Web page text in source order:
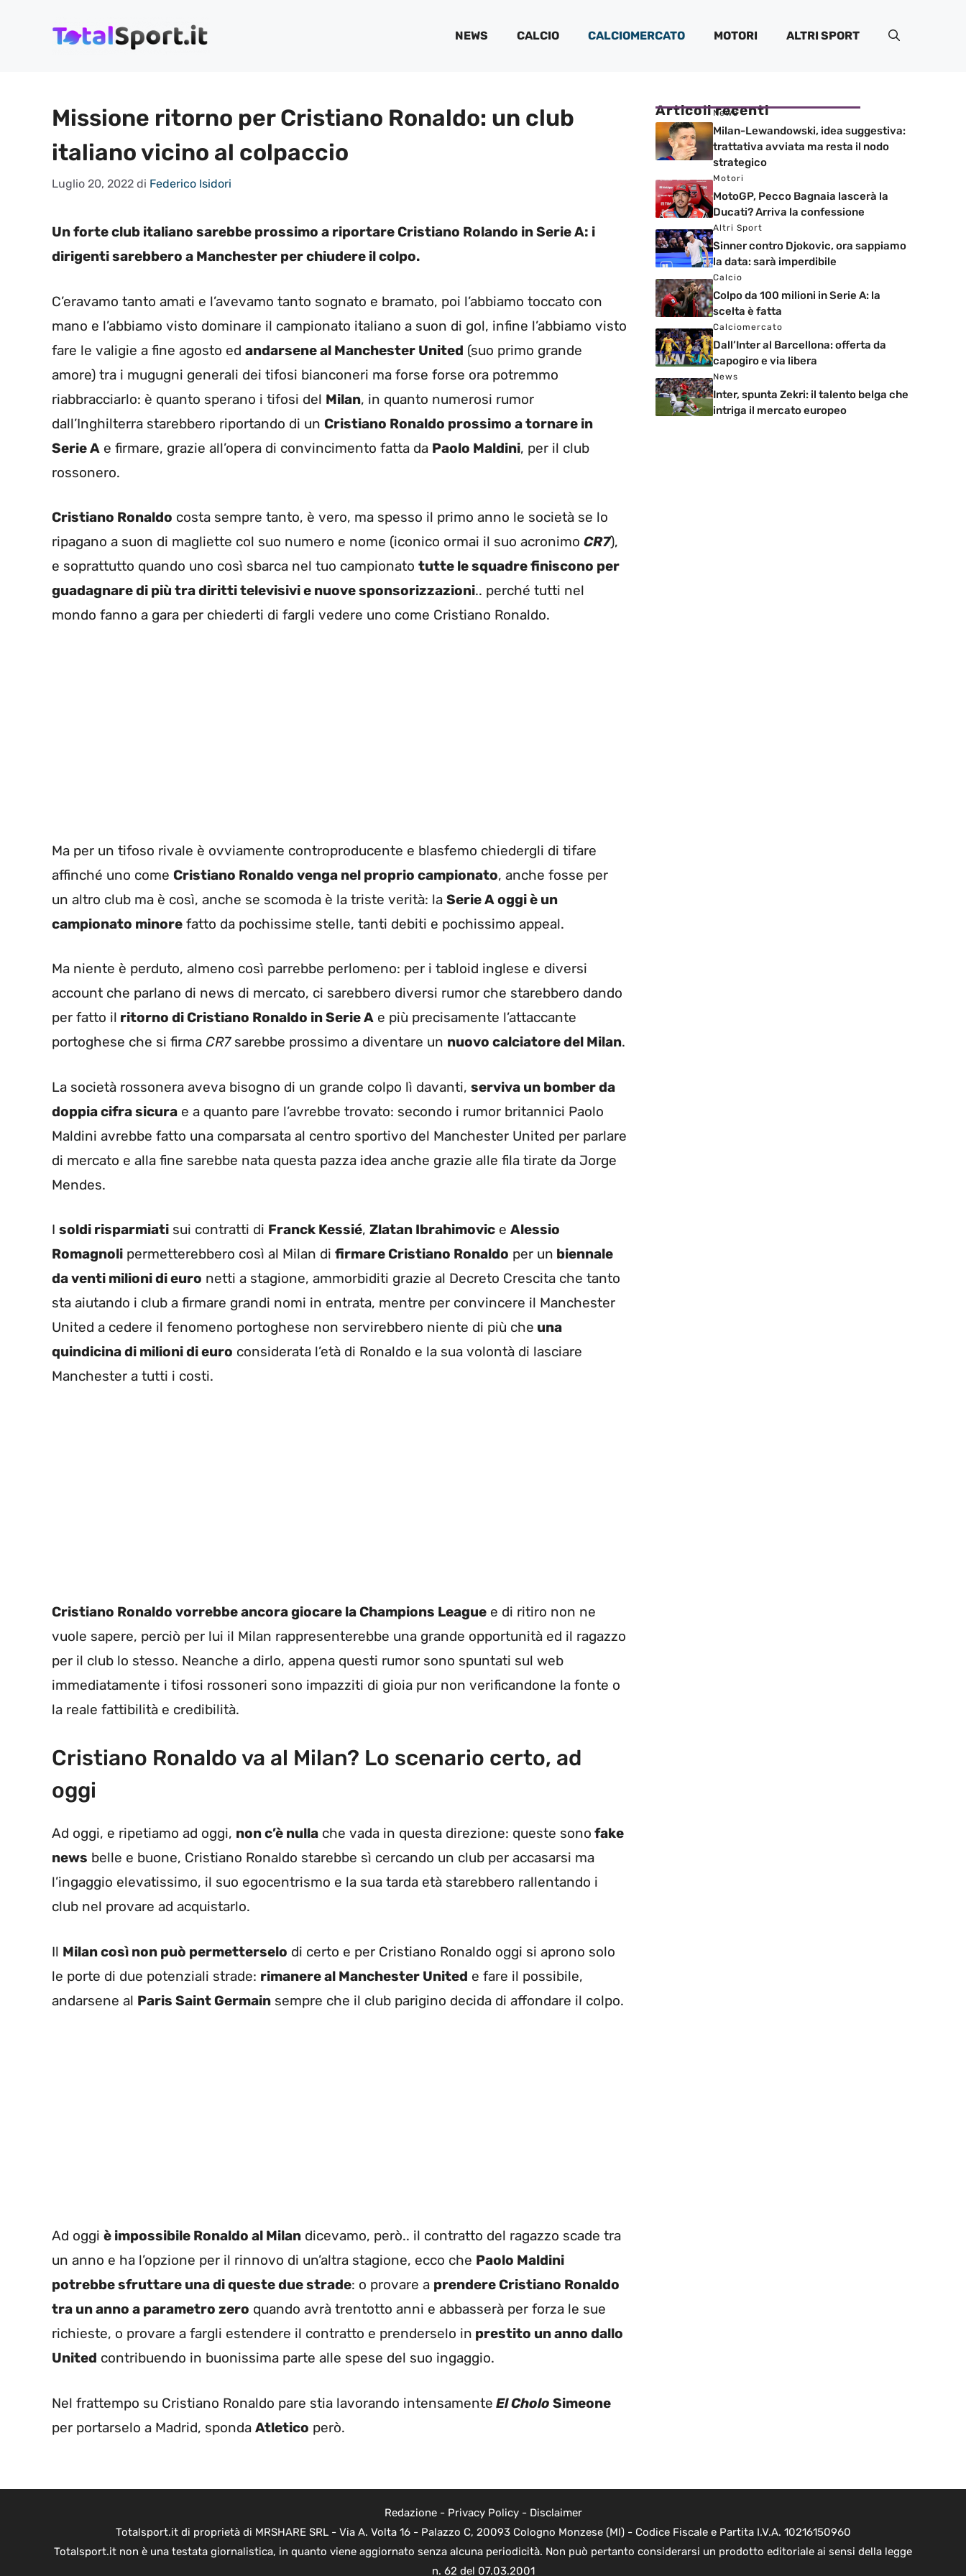
NEWS CALCIO CALCIOMERCATO MOTORI ALTRI SPORT
Missione ritorno per Cristiano Ronaldo: un club
italiano vicino al colpaccio
Luglio 20, 2022 di Federico Isidori
Un forte club italiano sarebbe prossimo a riportare Cristiano Rolando in Serie A: i
dirigenti sarebbero a Manchester per chiudere il colpo.
C’eravamo tanto amati e l’avevamo tanto sognato e bramato, poi l’abbiamo toccato con
mano e l’abbiamo visto dominare il campionato italiano a suon di gol, infine l’abbiamo visto
fare le valigie a fine agosto ed andarsene al Manchester United (suo primo grande
amore) tra i mugugni generali dei tifosi bianconeri ma forse forse ora potremmo
riabbracciarlo: è quanto sperano i tifosi del Milan, in quanto numerosi rumor
dall’Inghilterra starebbero riportando di un Cristiano Ronaldo prossimo a tornare in
Serie A e firmare, grazie all’opera di convincimento fatta da Paolo Maldini, per il club
rossonero.
Cristiano Ronaldo costa sempre tanto, è vero, ma spesso il primo anno le società se lo
ripagano a suon di magliette col suo numero e nome (iconico ormai il suo acronimo CR7),
e soprattutto quando uno così sbarca nel tuo campionato tutte le squadre finiscono per
guadagnare di più tra diritti televisivi e nuove sponsorizzazioni.. perché tutti nel
mondo fanno a gara per chiederti di fargli vedere uno come Cristiano Ronaldo.
Ma per un tifoso rivale è ovviamente controproducente e blasfemo chiedergli di tifare
affinché uno come Cristiano Ronaldo venga nel proprio campionato, anche fosse per
un altro club ma è così, anche se scomoda è la triste verità: la Serie A oggi è un
campionato minore fatto da pochissime stelle, tanti debiti e pochissimo appeal.
Ma niente è perduto, almeno così parrebbe perlomeno: per i tabloid inglese e diversi
account che parlano di news di mercato, ci sarebbero diversi rumor che starebbero dando
per fatto il ritorno di Cristiano Ronaldo in Serie A e più precisamente l’attaccante
portoghese che si firma CR7sarebbe prossimo a diventare un nuovo calciatore del Milan.
La società rossonera aveva bisogno di un grande colpo lì davanti, serviva un bomber da
doppia cifra sicura e a quanto pare l’avrebbe trovato: secondo i rumor britannici Paolo
Maldini avrebbe fatto una comparsata al centro sportivo del Manchester United per parlare
di mercato e alla fine sarebbe nata questa pazza idea anche grazie alle fila tirate da Jorge
Mendes.
I soldi risparmiati sui contratti di Franck Kessié, Zlatan Ibrahimovic e Alessio
Romagnoli permetterebbero così al Milan di firmare Cristiano Ronaldo per un biennale
da venti milioni di euro netti a stagione, ammorbiditi grazie al Decreto Crescita che tanto
sta aiutando i club a firmare grandi nomi in entrata, mentre per convincere il Manchester
United a cedere il fenomeno portoghese non servirebbero niente di più che una
quindicina di milioni di euro considerata l’età di Ronaldo e la sua volontà di lasciare
Manchester a tutti i costi.
Cristiano Ronaldo vorrebbe ancora giocare la Champions League e di ritiro non ne
vuole sapere, perciò per lui il Milan rappresenterebbe una grande opportunità ed il ragazzo
per il club lo stesso. Neanche a dirlo, appena questi rumor sono spuntati sul web
immediatamente i tifosi rossoneri sono impazziti di gioia pur non verificandone la fonte o
la reale fattibilità e credibilità.
Cristiano Ronaldo va al Milan? Lo scenario certo, ad
oggi
Ad oggi, e ripetiamo ad oggi, non c’è nulla che vada in questa direzione: queste sono fake
news belle e buone, Cristiano Ronaldo starebbe sì cercando un club per accasarsi ma
l’ingaggio elevatissimo, il suo egocentrismo e la sua tarda età starebbero rallentando i
club nel provare ad acquistarlo.
Il Milan così non può permetterselo di certo e per Cristiano Ronaldo oggi si aprono solo
le porte di due potenziali strade: rimanere al Manchester United e fare il possibile,
andarsene al Paris Saint Germain sempre che il club parigino decida di affondare il colpo.
Ad oggi è impossibile Ronaldo al Milan dicevamo, però.. il contratto del ragazzo scade tra
un anno e ha l’opzione per il rinnovo di un’altra stagione, ecco che Paolo Maldini
potrebbe sfruttare una di queste due strade: o provare a prendere Cristiano Ronaldo
tra un anno a parametro zero quando avrà trentotto anni e abbasserà per forza le sue
richieste, o provare a fargli estendere il contratto e prenderselo in prestito un anno dallo
United contribuendo in buonissima parte alle spese del suo ingaggio.
Nel frattempo su Cristiano Ronaldo pare stia lavorando intensamente El Cholo Simeone
per portarselo a Madrid, sponda Atletico però.
Articoli recenti
News
Milan-Lewandowski, idea suggestiva:
trattativa avviata ma resta il nodo
strategico
Motori
MotoGP, Pecco Bagnaia lascerà la
Ducati? Arriva la confessione
Altri Sport
Sinner contro Djokovic, ora sappiamo
la data: sarà imperdibile
Calcio
Colpo da 100 milioni in Serie A: la
scelta è fatta
Calciomercato
Dall’Inter al Barcellona: offerta da
capogiro e via libera
News
Inter, spunta Zekri: il talento belga che
intriga il mercato europeo
Redazione- Privacy Policy- Disclaimer
Totalsport.it di proprietà di MRSHARE SRL - Via A. Volta 16 - Palazzo C, 20093 Cologno Monzese (MI) - Codice Fiscale e Partita I.V.A. 10216150960
Totalsport.it non è una testata giornalistica, in quanto viene aggiornato senza alcuna periodicità. Non può pertanto considerarsi un prodotto editoriale ai sensi della legge
n. 62 del 07.03.2001